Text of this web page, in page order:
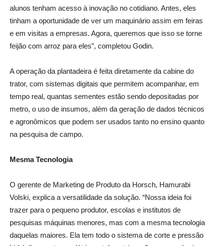
alunos tenham acesso à inovação no cotidiano. Antes, eles
tinham a oportunidade de ver um maquinário assim em feiras
e em visitas a empresas. Agora, queremos que isso se torne
feijão com arroz para eles”, completou Godin.
A operação da plantadeira é feita diretamente da cabine do
trator, com sistemas digitais que permitem acompanhar, em
tempo real, quantas sementes estão sendo depositadas por
metro, o uso de insumos, além da geração de dados técnicos
e agronômicos que podem ser usados tanto no ensino quanto
na pesquisa de campo.
Mesma Tecnologia
O gerente de Marketing de Produto da Horsch, Hamurabi
Volski, explica a versatilidade da solução. “Nossa ideia foi
trazer para o pequeno produtor, escolas e institutos de
pesquisas máquinas menores, mas com a mesma tecnologia
daquelas maiores. Ela tem todo o sistema de corte e pressão